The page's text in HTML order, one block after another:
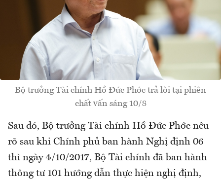
Bộ trưởng Tài chính Hồ Đức Phớc trả lời tại phiên
chất vấn sáng 10/8
Sau đó, Bộ trưởng Tài chính Hồ Đức Phớc nêu
rõ sau khi Chính phủ ban hành Nghị định 06
thì ngày 4/10/2017, Bộ Tài chính đã ban hành
thông tư 101 hướng dẫn thực hiện nghị định,